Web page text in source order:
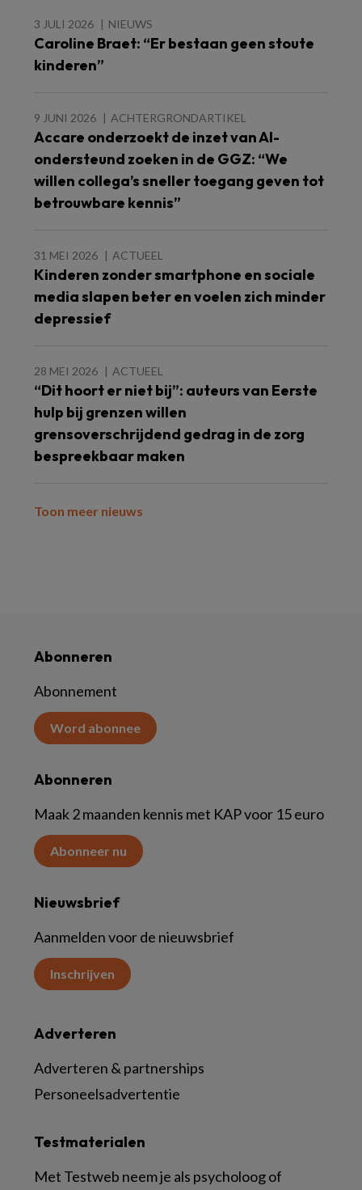
3 JULI 2026 NIEUWS
Caroline Braet: “Er bestaan geen stoute
kinderen”
9 JUNI 2026 ACHTERGRONDARTIKEL
Accare onderzoekt de inzet van AI-
ondersteund zoeken in de GGZ: “We
willen collega’s sneller toegang geven tot
betrouwbare kennis”
31 MEI 2026 ACTUEEL
Kinderen zonder smartphone en sociale
media slapen beter en voelen zich minder
depressief
28 MEI 2026 ACTUEEL
“Dit hoort er niet bij”: auteurs van Eerste
hulp bij grenzen willen
grensoverschrijdend gedrag in de zorg
bespreekbaar maken
Toon meer nieuws
Abonneren
Abonnement
Word abonnee
Abonneren
Maak 2 maanden kennis met KAP voor 15 euro
Abonneer nu
Nieuwsbrief
Aanmelden voor de nieuwsbrief
Inschrijven
Testmaterialen
Met Testweb neem je als psycholoog of
Adverteren
Adverteren & partnerships
Personeelsadvertentie